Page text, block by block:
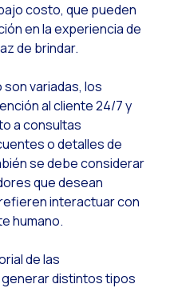
Optimiza tu atención
Innovando en la
Agiliza tus
Acercando a las
OneMarketer
Optimiza la
costo, que pueden
en la experiencia de
de brindar.
variadas, los
al cliente 24/7 y
a consultas
o detalles de
se debe considerar
que desean
interactuar con
humano.
de las
distintos tipos